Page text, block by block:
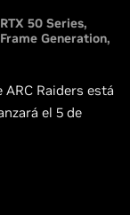
50 Series
Generation
Raiders está
el 5 de